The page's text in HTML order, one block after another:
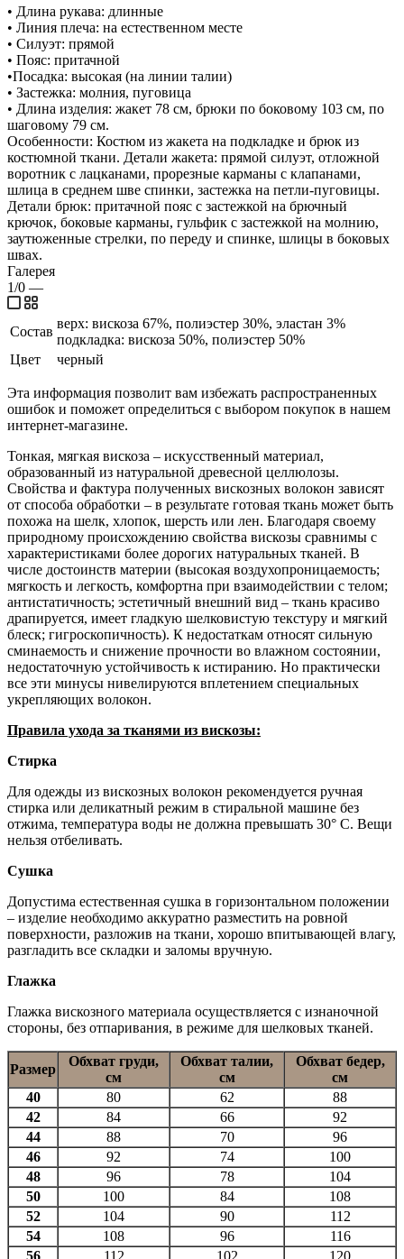
• Длина рукава: длинные
• Линия плеча: на естественном месте
• Силуэт: прямой
• Пояс: притачной
•Посадка: высокая (на линии талии)
• Застежка: молния, пуговица
• Длина изделия: жакет 78 см, брюки по боковому 103 см, по
шаговому 79 см.
Особенности: Костюм из жакета на подкладке и брюк из
костюмной ткани. Детали жакета: прямой силуэт, отложной
воротник с лацканами, прорезные карманы с клапанами,
шлица в среднем шве спинки, застежка на петли-пуговицы.
Детали брюк: притачной пояс с застежкой на брючный
крючок, боковые карманы, гульфик с застежкой на молнию,
заутюженные стрелки, по переду и спинке, шлицы в боковых
швах.
Галерея
1/0 —
Состав
верх: вискоза 67%, полиэстер 30%, эластан 3%
подкладка: вискоза 50%, полиэстер 50%
Цвет
черный
Эта информация позволит вам избежать распространенных
ошибок и поможет определиться с выбором покупок в нашем
интернет-магазине.
Тонкая, мягкая вискоза – искусственный материал,
образованный из натуральной древесной целлюлозы.
Свойства и фактура полученных вискозных волокон зависят
от способа обработки – в результате готовая ткань может быть
похожа на шелк, хлопок, шерсть или лен. Благодаря своему
природному происхождению свойства вискозы сравнимы с
характеристиками более дорогих натуральных тканей. В
числе достоинств материи (высокая воздухопроницаемость;
мягкость и легкость, комфортна при взаимодействии с телом;
антистатичность; эстетичный внешний вид – ткань красиво
драпируется, имеет гладкую шелковистую текстуру и мягкий
блеск; гигроскопичность). К недостаткам относят сильную
сминаемость и снижение прочности во влажном состоянии,
недостаточную устойчивость к истиранию. Но практически
все эти минусы нивелируются вплетением специальных
укрепляющих волокон.
Правила ухода за тканями из вискозы:
Стирка
Для одежды из вискозных волокон рекомендуется ручная
стирка или деликатный режим в стиральной машине без
отжима, температура воды не должна превышать 30° С. Вещи
нельзя отбеливать.
Сушка
Допустима естественная сушка в горизонтальном положении
– изделие необходимо аккуратно разместить на ровной
поверхности, разложив на ткани, хорошо впитывающей влагу,
разгладить все складки и заломы вручную.
Глажка
Глажка вискозного материала осуществляется с изнаночной
стороны, без отпаривания, в режиме для шелковых тканей.
Размер
Обхват груди,
см
Обхват талии,
см
Обхват бедер,
см
40
80 62
88
42
84 66
92
44
88 70
96
46
92 74
100
48
96 78
104
50
100 84
108
52
104 90
112
54
108 96
116
56
112 102 120